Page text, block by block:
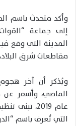
وأكد متحدث باسم
إلى جماعة
المدينة التي وقع
مقاطعات شرق
ويُذكر أن آخر
عام 2019،
التي تُعرف باسم